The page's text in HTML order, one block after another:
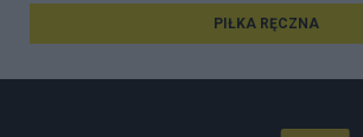
PIŁKA RĘCZNA